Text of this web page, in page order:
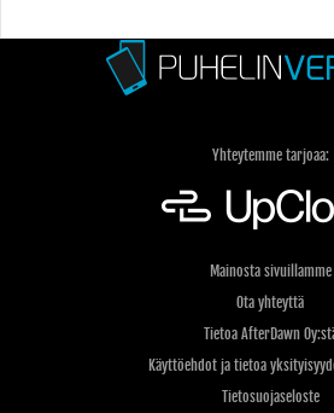
Yhteytemme tarjoaa:
Mainosta sivuillamme
Ota yhteyttä
Tietoa AfterDawn
Käyttöehdot ja tietoa
Tietosuojaseloste